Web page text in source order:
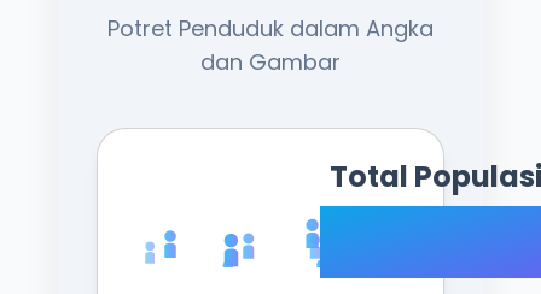
Potret Penduduk dalam Angka
dan Gambar
Total